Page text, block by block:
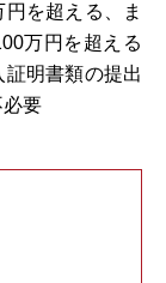
を超える、ま
万円を超える
明書類の提出
要